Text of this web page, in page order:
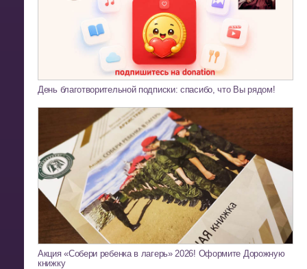
День благотворительной подписки: спасибо, что Вы рядом!
Акция «Собери ребенка в лагерь» 2026! Оформите Дорожную
книжку